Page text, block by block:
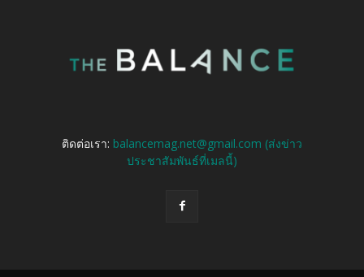
ติดต่อเรา: balancemag.net@gmail.com (ส่งข่าว
ประชาสัมพันธ์ที่เมลนี้)